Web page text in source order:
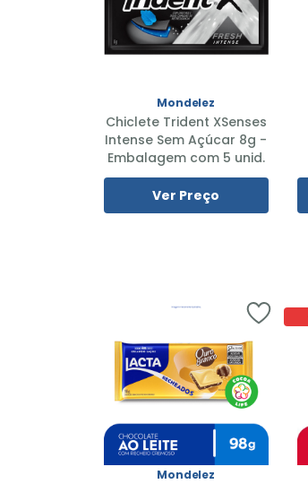
Mondelez
Chiclete Trident XSenses
Intense Sem Açúcar 8g -
Embalagem com 5 unid.
Ver Preço
Mondelez